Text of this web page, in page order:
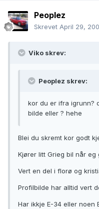
Peoplez
Skrevet April 29,
Viko skrev:
Peoplez skrev:
kor du er ifra igrunn?
bilde eller ? hehe
Blei du skremt kor godt
Kjører litt Grieg bil når eg
Vert en del i florø og
Profilbilde har alltid vert
Har ikkje E-34 eller noen